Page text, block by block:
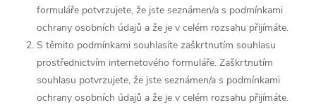
formuláře potvrzujete, že jste seznámen/a s podmínkami
ochrany osobních údajů a že je v celém rozsahu přijímáte.
S těmito podmínkami souhlasíte zaškrtnutím souhlasu
prostřednictvím internetového formuláře. Zaškrtnutím
souhlasu potvrzujete, že jste seznámen/a s podmínkami
ochrany osobních údajů a že je v celém rozsahu přijímáte.